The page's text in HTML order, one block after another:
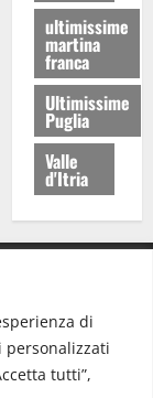
di
tutti”,
ultimissime
martina
franca
Ultimissime
Puglia
Valle
d'Itria